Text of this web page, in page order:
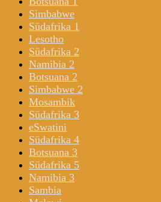
Simbabwe
Südafrika 1
Lesotho
Südafrika 2
Namibia 2
Botsuana 2
Simbabwe 2
Mosambik
Südafrika 3
eSwatini
Südafrika 4
Botsuana 3
Südafrika 5
Namibia 3
Sambia